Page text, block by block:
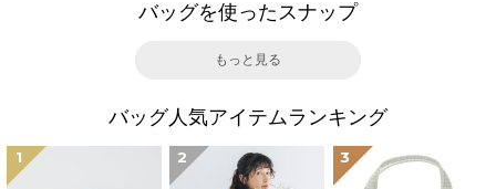
バッグを使ったスナップ
もっと見る
バッグ人気アイテムランキング
1 2 3